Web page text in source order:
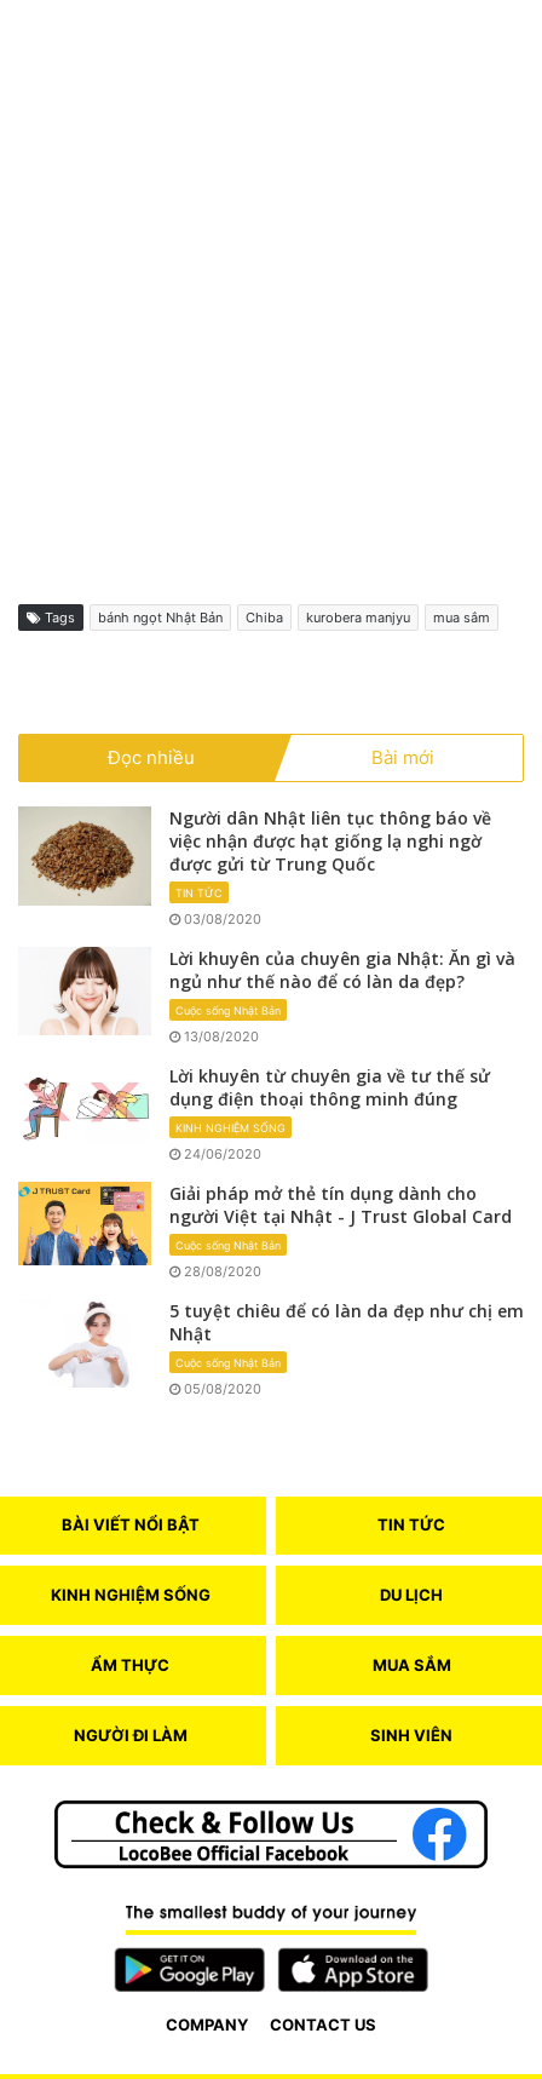
Tags bánh ngọt Nhật Bản Chiba kurobera manjyu mua sắm
Đọc nhiều Bài mới
Người dân Nhật liên tục thông báo về
việc nhận được hạt giống lạ nghi ngờ
được gửi từ Trung Quốc
TIN TỨC
03/08/2020
Lời khuyên của chuyên gia Nhật: Ăn gì và
ngủ như thế nào để có làn da đẹp?
Cuộc sống Nhật Bản
13/08/2020
Lời khuyên từ chuyên gia về tư thế sử
dụng điện thoại thông minh đúng
KINH NGHIỆM SỐNG
24/06/2020
Giải pháp mở thẻ tín dụng dành cho
người Việt tại Nhật - J Trust Global Card
Cuộc sống Nhật Bản
28/08/2020
5 tuyệt chiêu để có làn da đẹp như chị em
Nhật
Cuộc sống Nhật Bản
05/08/2020
BÀI VIẾT NỔI BẬT TIN TỨC
KINH NGHIỆM SỐNG DU LỊCH
ẨM THỰC MUA SẮM
NGƯỜI ĐI LÀM SINH VIÊN
COMPANY CONTACT US